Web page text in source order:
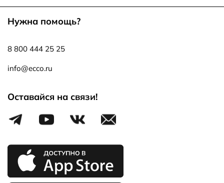
Нужна помощь?
8 800 444 25 25
info@ecco.ru
Оставайся на связи!